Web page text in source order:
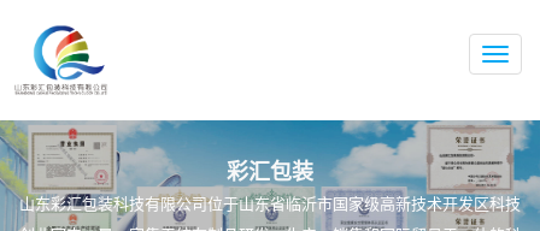
无
纺
手
袋,
无
纺
彩汇包装
山东彩汇包装科技有限公司位于山东省临沂市国家级高新技术开发区科技